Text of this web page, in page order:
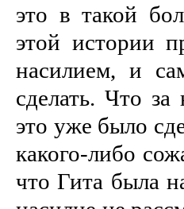
это в такой
этой истории
насилием, и
сделать. Что
это уже было
какого-либо
что Гита была